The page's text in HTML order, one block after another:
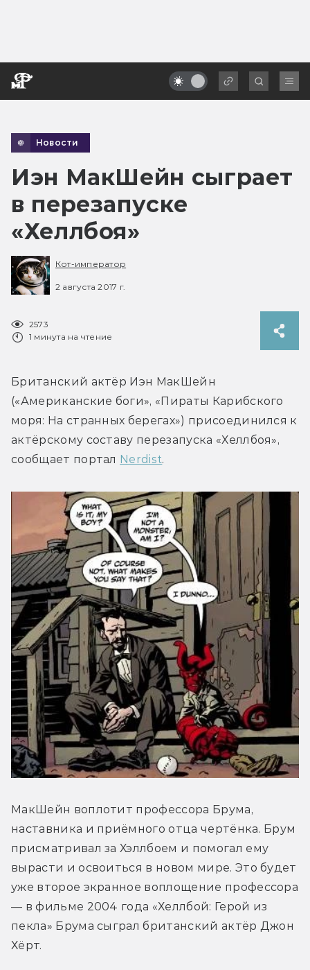
Новости
Иэн МакШейн сыграет
в перезапуске
«Хеллбоя»
Кот-император
2 августа 2017 г.
2573
1 минута на чтение
Британский актёр Иэн МакШейн
(«Американские боги», «Пираты Карибского
моря: На странных берегах») присоединился к
актёрскому составу перезапуска «Хеллбоя»,
сообщает портал Nerdist.
МакШейн воплотит профессора Брума,
наставника и приёмного отца чертёнка. Брум
присматривал за Хэллбоем и помогал ему
вырасти и освоиться в новом мире. Это будет
уже второе экранное воплощение профессора
— в фильме 2004 года «Хеллбой: Герой из
пекла» Брума сыграл британский актёр Джон
Хёрт.